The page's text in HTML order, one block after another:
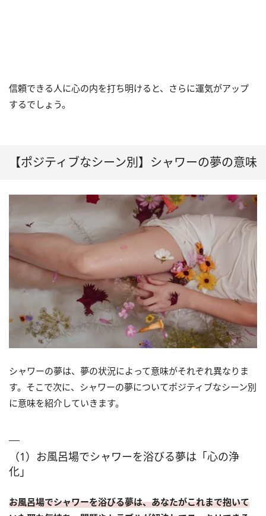
信頼できる人に心の内を打ち明けると、さらに運気がアップ
するでしょう。
【ポジティブなシーン別】シャワーの夢の意味
シャワーの夢は、夢の状況によって意味がそれぞれ異なりま
す。そこで次に、シャワーの夢についてポジティブなシーン別
に意味を紹介していきます。
（1）お風呂場でシャワーを浴びる夢は「心の浄
化」
お風呂場でシャワーを浴びる夢は、あなたがこれまで抱いて